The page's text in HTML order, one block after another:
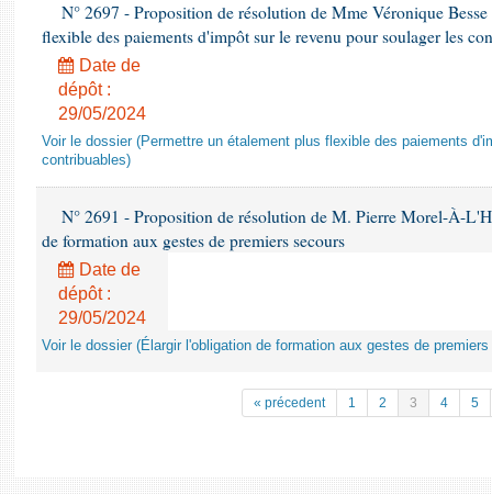
N° 2697 - Proposition de résolution de Mme Véronique
flexible des paiements d'impôt sur le revenu pour soulager les
Date de
dépôt :
29/05/2024
Voir le dossier (Permettre un étalement plus flexible des paiements
contribuables)
N° 2691 - Proposition de résolution de M. Pierre Morel-À-
de formation aux gestes de premiers secours
Date de
dépôt :
29/05/2024
Voir le dossier (Élargir l'obligation de formation aux gestes de
« précedent 1 2 3 4 5